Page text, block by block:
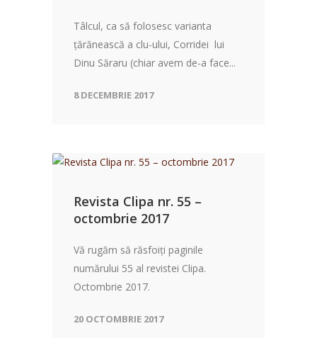
Tâlcul, ca să folosesc varianta
ţărănească a clu-ului, Corridei lui
Dinu Săraru (chiar avem de-a face...
8 DECEMBRIE 2017
Revista Clipa nr. 55 –
octombrie 2017
Vă rugăm să răsfoiți paginile
numărului 55 al revistei Clipa.
Octombrie 2017.
20 OCTOMBRIE 2017